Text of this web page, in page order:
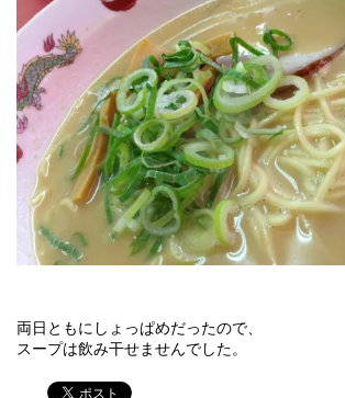
両日ともにしょっぱめだったので、
スープは飲み干せませんでした。